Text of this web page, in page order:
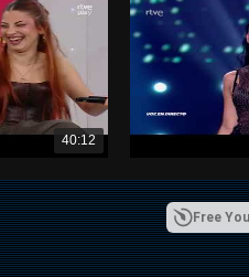
40:12
Free